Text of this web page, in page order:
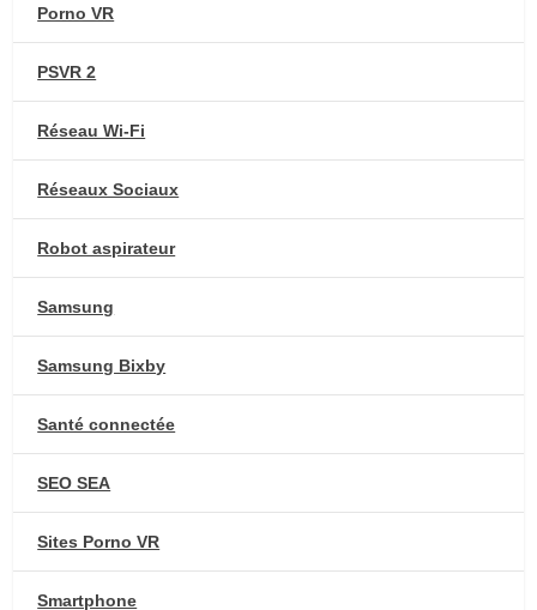
Porno VR
PSVR 2
Réseau Wi-Fi
Réseaux Sociaux
Robot aspirateur
Samsung
Samsung Bixby
Santé connectée
SEO SEA
Sites Porno VR
Smartphone